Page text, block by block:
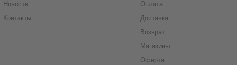
Новости
Контакты
Оплата
Доставка
Возврат
Магазины
Оферта